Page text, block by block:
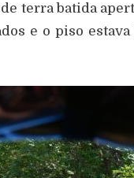
terra batida
e o piso